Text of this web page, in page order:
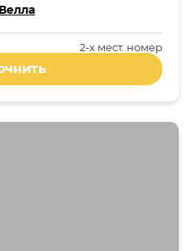
2-x мест. номер